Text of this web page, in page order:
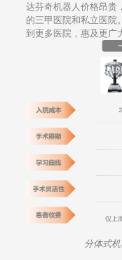
达芬奇机器人价格昂贵
的三甲医院和私立医院
到更多医院，惠及更广
分体式